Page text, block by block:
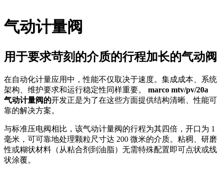
气动计量阀
用于要求苛刻的介质的行程加长的气动阀
在自动化计量应用中，性能不仅取决于速度。集成成本、系统
架构、维护要求和运行稳定性同样重要。
marco mtv/pv/20a
气动计量阀的开发正是为了在这些方面提供结构清晰、性能可
靠的解决方案。
与标准压电阀相比，该气动计量阀的行程为其四倍，开口为 1
毫米，可可靠地处理颗粒尺寸达 200 微米的介质。粘稠、研磨
性或糊状材料（从粘合剂到油脂）无需特殊配置即可点状或线
状涂覆。